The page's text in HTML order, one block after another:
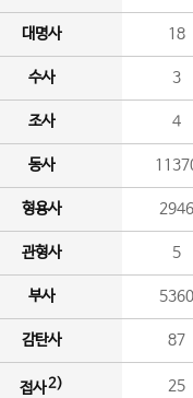
대명사 18
수사 3
조사 4
동사
형용사 2946
관형사 5
부사 5360
감탄사 87
접사2) 25